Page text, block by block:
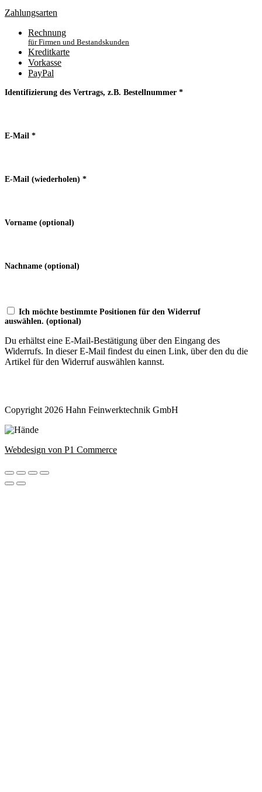
Zahlungsarten
Rechnung
für Firmen und Bestandskunden
Kreditkarte
Vorkasse
PayPal
Identifizierung des Vertrags, z.B. Bestellnummer *
E-Mail *
E-Mail (wiederholen) *
Vorname (optional)
Nachname (optional)
Ich möchte bestimmte Positionen für den Widerruf
auswählen. (optional)
Du erhältst eine E-Mail-Bestätigung über den Eingang des
Widerrufs. In dieser E-Mail findest du einen Link, über den du die
Artikel für den Widerruf auswählen kannst.
Copyright 2026 Hahn Feinwerktechnik GmbH
Webdesign von P1 Commerce